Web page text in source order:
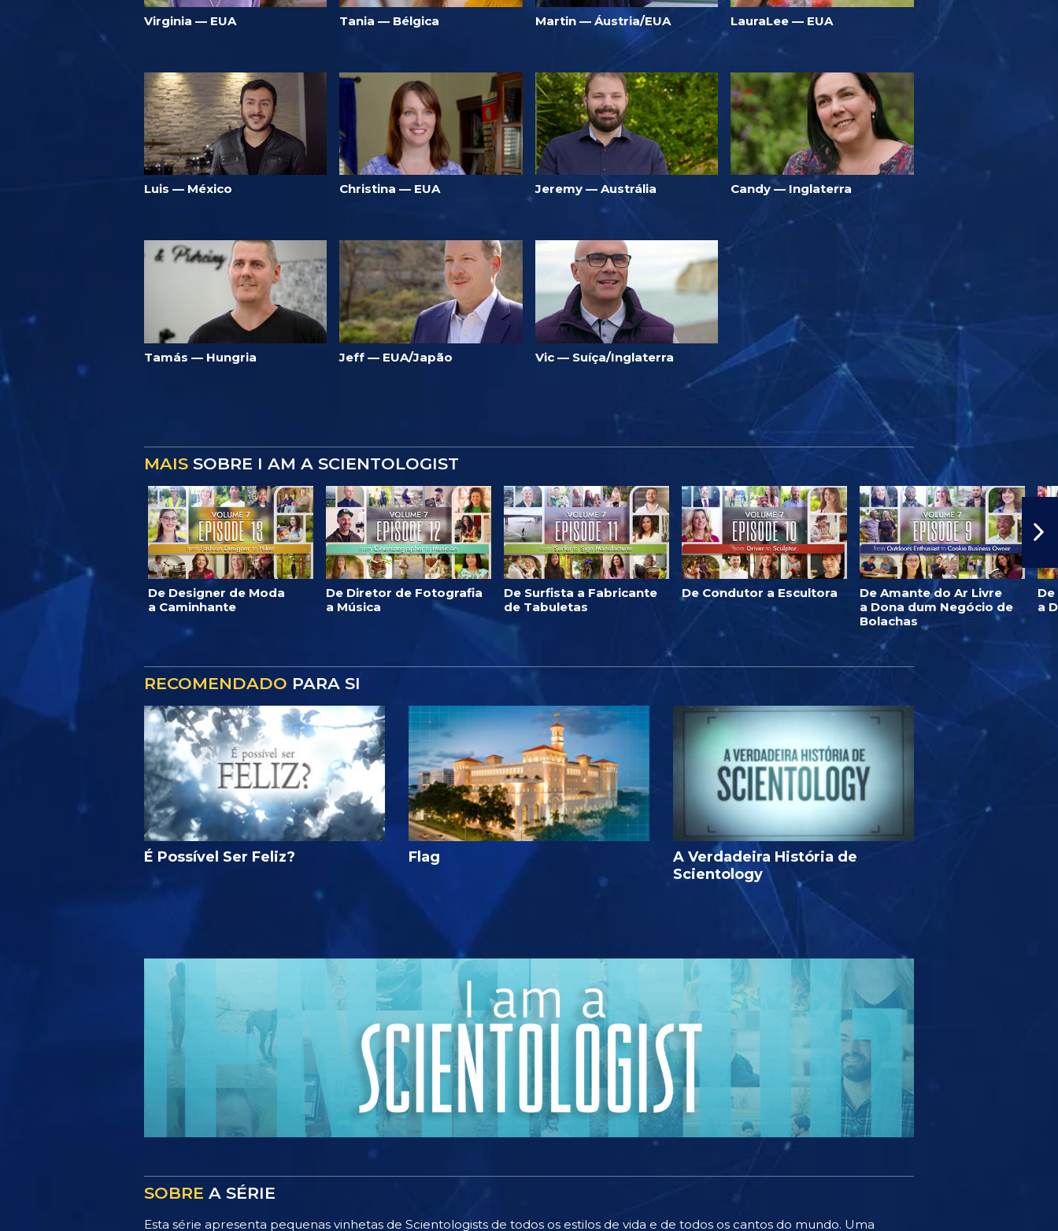
Virginia — EUA Tania — Bélgica Martin — Áustria/EUA LauraLee — EUA
Luis — México Christina — EUA Jeremy — Austrália Candy — Inglaterra
Tamás — Hungria Jeff — EUA/Japão Vic — Suíça/Inglaterra
MAIS SOBRE I AM A SCIENTOLOGIST
De Designer de Moda
a Caminhante
De Diretor de Fotografia
a Música
De Surfista a Fabricante
de Tabuletas
De Condutor a Escultora
De Amante do Ar Livre
a Dona dum Negócio de
Bolachas
a
RECOMENDADO PARA SI
É Possível Ser Feliz? Flag
A Verdadeira História de
Scientology
SOBRE A SÉRIE
Esta série apresenta pequenas vinhetas de Scientologists de todos os estilos de vida e de todos os cantos do mundo. Uma